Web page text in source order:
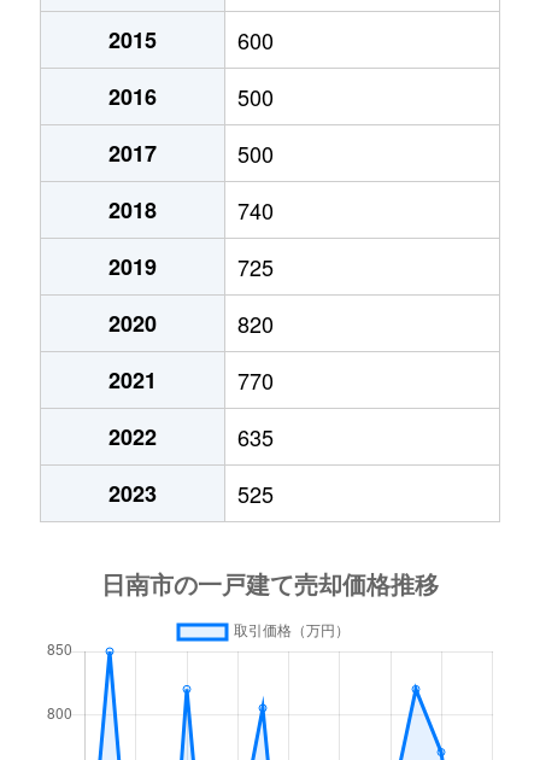
2015
600
2016
500
2017
500
2018
740
2019
725
2020
820
2021
770
2022
635
2023
525